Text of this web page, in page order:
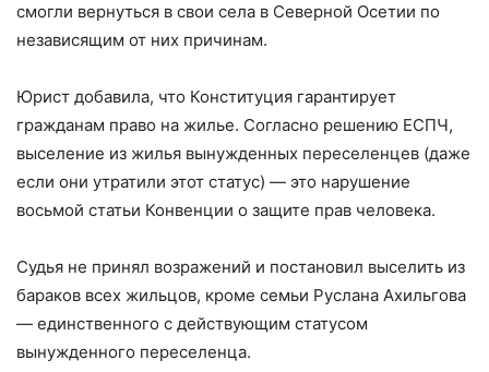
смогли вернуться в свои села в Северной Осетии по
независящим от них причинам.
Юрист добавила, что Конституция гарантирует
гражданам право на жилье. Согласно решению ЕСПЧ,
выселение из жилья вынужденных переселенцев (даже
если они утратили этот статус) — это нарушение
восьмой статьи Конвенции о защите прав человека.
Судья не принял возражений и постановил выселить из
бараков всех жильцов, кроме семьи Руслана Ахильгова
— единственного с действующим статусом
вынужденного переселенца.